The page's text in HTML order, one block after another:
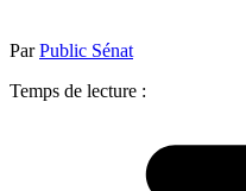
ParPublic Sénat
Temps de lecture :